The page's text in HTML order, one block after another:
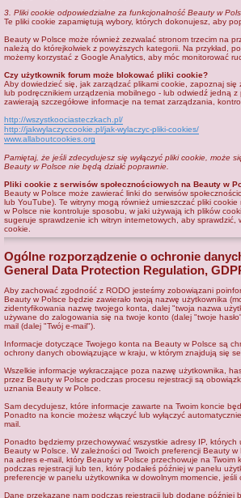
3. Pliki cookie odpowiedzialne za funkcjonalność Beauty w
Te pliki cookie zapamiętują wybory, których dokonujesz, aby
Beauty w Polsce może również zezwalać stronom trzecim na
należą do którejkolwiek z powyższych kategorii. Na przykład,
możemy korzystać z Google Analytics, aby móc monitorować
Czy użytkownik forum może blokować pliki cookie?
Aby dowiedzieć się, jak zarządzać plikami cookie, zapoznaj się
lub podręcznikiem urządzenia mobilnego - lub odwiedź jedną z
zawierają szczegółowe informacje na temat zarządzania,
http://wszystkoociasteczkach.pl/
http://jakwylaczyccookie.pl/jak-wylaczyc-pliki-cookies/
www.allaboutcookies.org
Pamiętaj, że jeśli zdecydujesz się wyłączyć pliki cookie, może
Beauty w Polsce nie będą działć poprawnie.
Pliki cookie z serwisów społecznościowych na Beauty w
Beauty w Polsce może zawierać linki do serwisów
lub YouTube). Te witryny mogą również umieszczać pliki
w Polsce nie kontroluje sposobu, w jaki używają ich plików
sugeruje sprawdzenie ich witryn internetowych, aby sprawdzić,
cookie.
Ogólne rozporządzenie o ochronie
General Data Protection Regulation,
Aby zachować zgodność z RODO jesteśmy zobowiązani
Beauty w Polsce będzie zawierało twoją nazwę użytkownika
zidentyfikowania nazwę twojego konta, dalej "twoja nazwa
używane do zalogowania się na twoje konto (dalej "twoje
mail (dalej "Twój e-mail").
Informacje dotyczące Twojego konta na Beauty w Polsce są
ochrony danych obowiązujące w kraju, w którym znajdują się
Wszelkie informacje wykraczające poza nazwę użytkownika,
przez Beauty w Polsce podczas procesu rejestracji są
uznania Beauty w Polsce.
Sam decydujesz, które informacje zawarte na Twoim koncie
Ponadto na koncie możesz włączyć lub wyłączyć
mail.
Ponadto będziemy przechowywać wszystkie adresy IP, których
Beauty w Polsce. W zależności od Twoich preferencji Beauty w
na adres e-mail, który Beauty w Polsce przechowuje na Twoim
podczas rejestracji lub ten, który podałeś później w panelu
preferencje w panelu użytkownika w dowolnym momencie, jeśli
Dane przekazane nam podczas rejestracji lub dodane później